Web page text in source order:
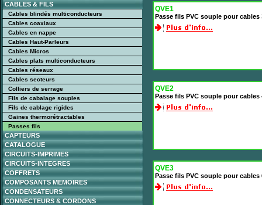
CABLES & FILS
Cables blindés multiconducteurs
Cables coaxiaux
Cables en nappe
Cables Haut-Parleurs
Cables Micros
Cables plats multiconducteurs
Cables réseaux
Cables secteurs
Colliers de serrage
Fils de cabalage souples
Fils de cablage rigides
Gaines thermorétractables
Passes fils
CAPTEURS
CATALOGUE
CIRCUITS-IMPRIMES
CIRCUITS-INTEGRES
COFFRETS
COMPOSANTS MEMOIRES
CONDENSATEURS
CONNECTEURS & CORDONS
QVE1
Passe fils PVC souple pour
QVE2
Passe fils PVC souple pour
QVE3
Passe fils PVC souple pour